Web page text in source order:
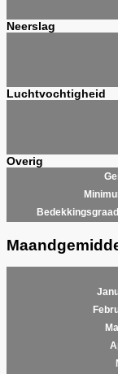
Neerslag
Luchtvochtigheid
Overig